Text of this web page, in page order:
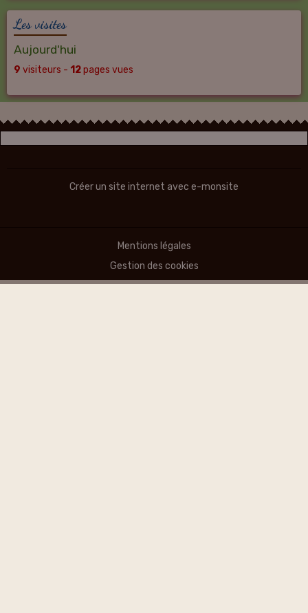
Les visites
Aujourd'hui
9 visiteurs - 12pages vues
Créer un site internet avec e-monsite
Mentions légales
Gestion des cookies